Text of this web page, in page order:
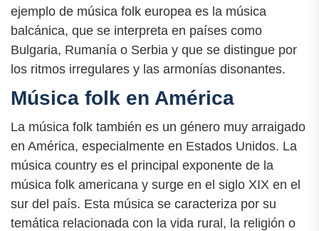
ejemplo de música folk europea es la música
balcánica, que se interpreta en países como
Bulgaria, Rumanía o Serbia y que se distingue por
los ritmos irregulares y las armonías disonantes.
Música folk en América
La música folk también es un género muy arraigado
en América, especialmente en Estados Unidos. La
música country es el principal exponente de la
música folk americana y surge en el siglo XIX en el
sur del país. Esta música se caracteriza por su
temática relacionada con la vida rural, la religión o